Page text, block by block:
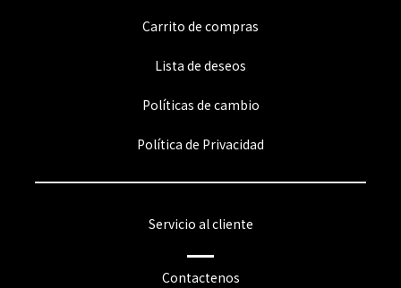
Carrito de compras
Lista de deseos
Políticas de cambio
Política de Privacidad
Servicio al cliente
Contactenos